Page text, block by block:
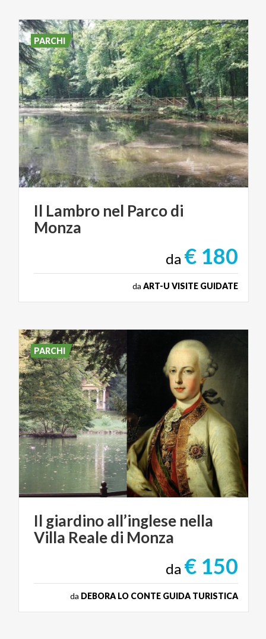
Il Lambro nel Parcodi
Monza
da € 180
da ART-U VISITE GUIDATE
PARCHI
Il giardinoall’inglese nella
Villa Realedi Monza
da € 150
da DEBORA LO CONTE GUIDA TURISTICA
PARCHI